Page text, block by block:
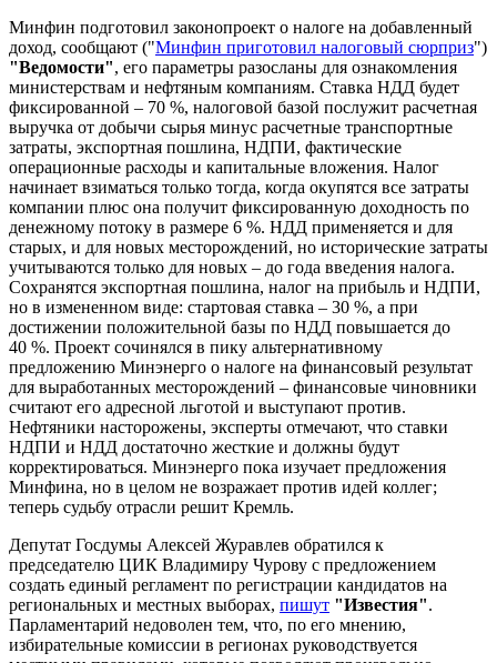
Минфин подготовил законопроект о налоге на добавленный
доход, сообщают ("Минфин приготовил налоговый сюрприз")
"Ведомости", его параметры разосланы для ознакомления
министерствам и нефтяным компаниям. Ставка НДД будет
фиксированной – 70 %, налоговой базой послужит расчетная
выручка от добычи сырья минус расчетные транспортные
затраты, экспортная пошлина, НДПИ, фактические
операционные расходы и капитальные вложения. Налог
начинает взиматься только тогда, когда окупятся все затраты
компании плюс она получит фиксированную доходность по
денежному потоку в размере 6 %. НДД применяется и для
старых, и для новых месторождений, но исторические затраты
учитываются только для новых – до года введения налога.
Сохранятся экспортная пошлина, налог на прибыль и НДПИ,
но в измененном виде: стартовая ставка – 30 %, а при
достижении положительной базы по НДД повышается до
40 %. Проект сочинялся в пику альтернативному
предложению Минэнерго о налоге на финансовый результат
для выработанных месторождений – финансовые чиновники
считают его адресной льготой и выступают против.
Нефтяники насторожены, эксперты отмечают, что ставки
НДПИ и НДД достаточно жесткие и должны будут
корректироваться. Минэнерго пока изучает предложения
Минфина, но в целом не возражает против идей коллег;
теперь судьбу отрасли решит Кремль.
Депутат Госдумы Алексей Журавлев обратился к
председателю ЦИК Владимиру Чурову с предложением
создать единый регламент по регистрации кандидатов на
региональных и местных выборах, пишут "Известия".
Парламентарий недоволен тем, что, по его мнению,
избирательные комиссии в регионах руководствуется